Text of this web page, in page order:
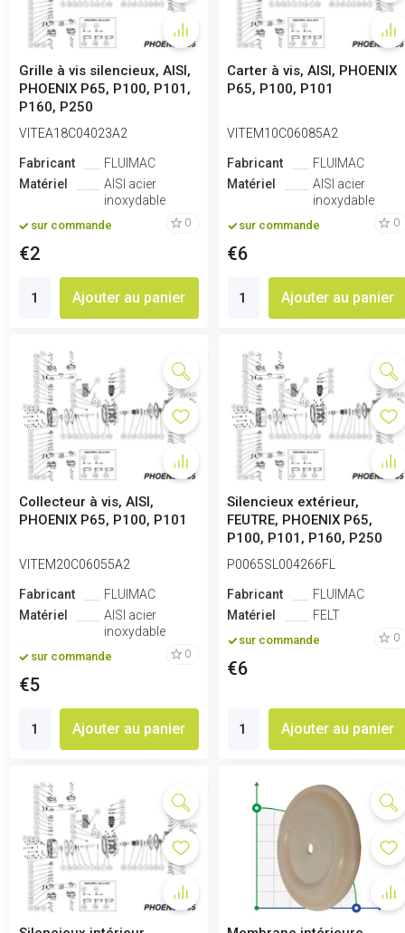
Grille à vis silencieux, AISI,
PHOENIX P65, P100, P101,
P160, P250
VITEA18C04023A2
Fabricant
FLUIMAC
Matériel
AISI acier
inoxydable
sur commande 0
€2
Ajouter au panier
Carter à vis, AISI, PHOENIX
P65, P100, P101
VITEM10C06085A2
Fabricant
FLUIMAC
Matériel
AISI acier
inoxydable
sur commande 0
€6
Ajouter au panier
Collecteur à vis, AISI,
PHOENIX P65, P100, P101
VITEM20C06055A2
Fabricant
FLUIMAC
Matériel
AISI acier
inoxydable
sur commande 0
€5
Ajouter au panier
Silencieux extérieur,
FEUTRE, PHOENIX P65,
P100, P101, P160, P250
P0065SL004266FL
Fabricant
FLUIMAC
Matériel
FELT
sur commande 0
€6
Ajouter au panier